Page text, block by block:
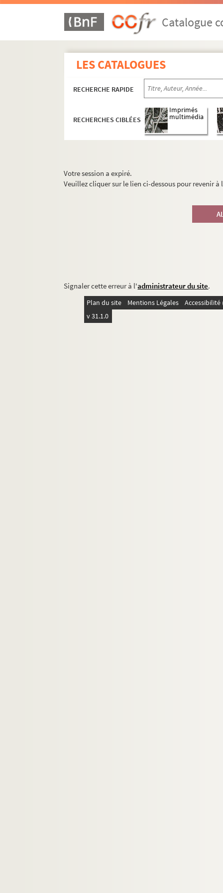
Catalogue
LES CATALOGUES
RECHERCHE RAPIDE
RECHERCHES CIBLÉES
Imprimés
multimédia
Votre session a expiré.
Veuillez cliquer sur le lien ci-dessous pour revenir
Signaler cette erreur à l'administrateur du site.
Plan du site Mentions Légales
v 31.1.0